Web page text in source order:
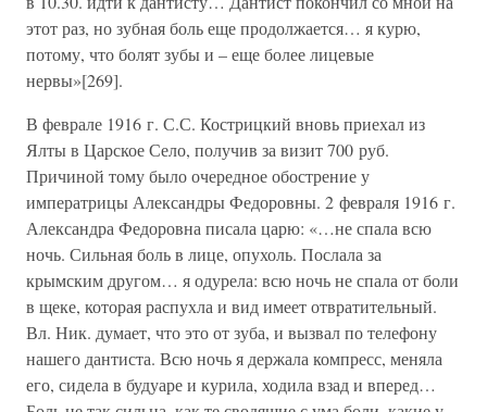
этот раз, но зубная боль еще продолжается… я курю,
потому, что болят зубы и – еще более лицевые
нервы»[269].
В феврале 1916 г. С.С. Кострицкий вновь приехал из
Ялты в Царское Село, получив за визит 700 руб.
Причиной тому было очередное обострение у
императрицы Александры Федоровны. 2 февраля 1916 г.
Александра Федоровна писала царю: «…не спала всю
ночь. Сильная боль в лице, опухоль. Послала за
крымским другом… я одурела: всю ночь не спала от боли
в щеке, которая распухла и вид имеет отвратительный.
Вл. Ник. думает, что это от зуба, и вызвал по телефону
нашего дантиста. Всю ночь я держала компресс, меняла
его, сидела в будуаре и курила, ходила взад и вперед…